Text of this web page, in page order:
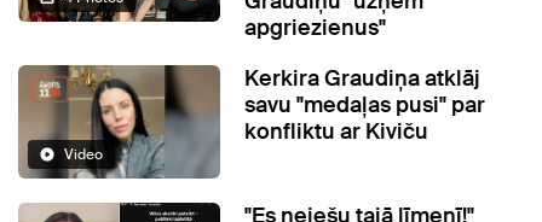
apgriezienus"
Video
Kerkira Graudiņa atklāj
savu "medaļas pusi" par
konfliktu ar Kiviču
"Es neiešu tajā līmenī!"